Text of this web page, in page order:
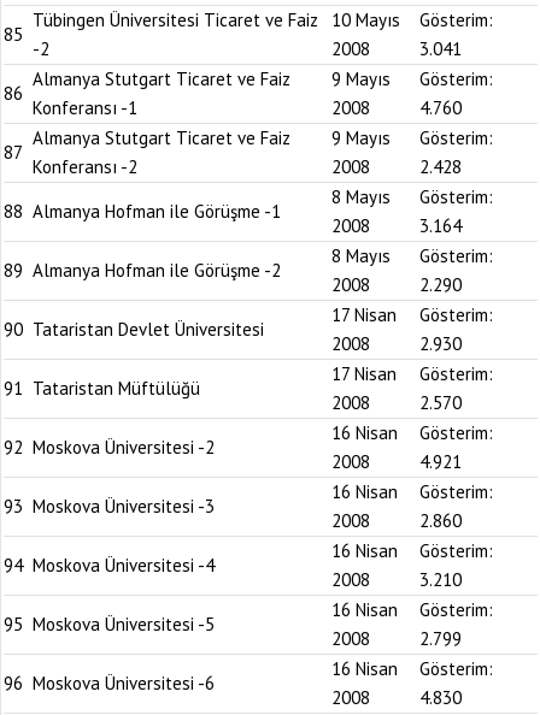
85
Tübingen Üniversitesi Ticaret ve Faiz
-2
10 Mayıs
2008
Gösterim:
3.041
86
Almanya Stutgart Ticaret ve Faiz
Konferansı -1
9 Mayıs
2008
Gösterim:
4.760
87
Almanya Stutgart Ticaret ve Faiz
Konferansı -2
9 Mayıs
2008
Gösterim:
2.428
88 Almanya Hofman ile Görüşme -1
8 Mayıs
2008
Gösterim:
3.164
89 Almanya Hofman ile Görüşme -2
8 Mayıs
2008
Gösterim:
2.290
90 Tataristan Devlet Üniversitesi
17 Nisan
2008
Gösterim:
2.930
91 Tataristan Müftülüğü
17 Nisan
2008
Gösterim:
2.570
92 Moskova Üniversitesi -2
16 Nisan
2008
Gösterim:
4.921
93 Moskova Üniversitesi -3
16 Nisan
2008
Gösterim:
2.860
94 Moskova Üniversitesi -4
16 Nisan
2008
Gösterim:
3.210
95 Moskova Üniversitesi -5
16 Nisan
2008
Gösterim:
2.799
96 Moskova Üniversitesi -6
16 Nisan
2008
Gösterim:
4.830